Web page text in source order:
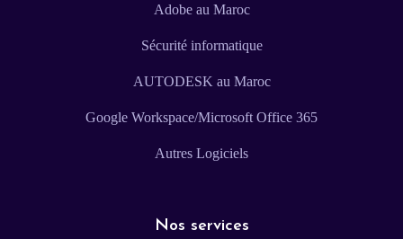
Adobe au Maroc
Sécurité informatique
AUTODESK au Maroc
Google Workspace/Microsoft Office 365
Autres Logiciels
Nos services